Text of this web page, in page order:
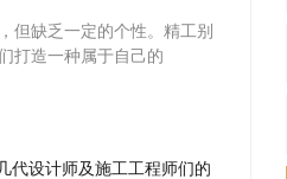
但缺乏一定的个性。精工别
打造一种属于自己的
代设计师及施工工程师们的